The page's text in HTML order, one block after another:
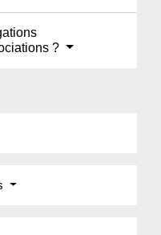
?